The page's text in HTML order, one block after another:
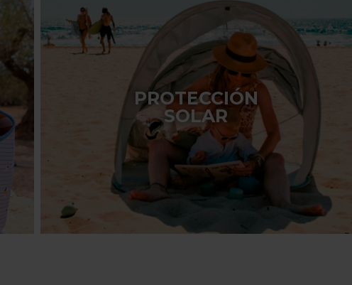
PROTECCIÓN
SOLAR